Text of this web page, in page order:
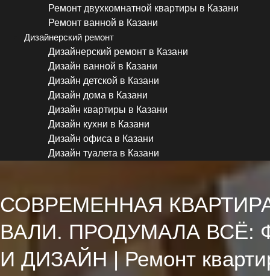
Ремонт двухкомнатной квартиры в Казани
Ремонт ванной в Казани
Дизайнерский ремонт
Дизайнерский ремонт в Казани
Дизайн ванной в Казани
Дизайн детской в Казани
Дизайн дома в Казани
Дизайн квартиры в Казани
Дизайн кухни в Казани
Дизайн офиса в Казани
Дизайн туалета в Казани
СОВРЕМЕННАЯ КВАРТИРА
ВАЛИ. ПРОДУМАЛА ВСЁ:
И ДИЗАЙН | Ремонт